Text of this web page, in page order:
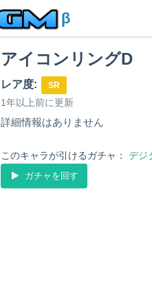
β
アイコンリングD
レア度: SR
1年以上前に更新
詳細情報はありません
このキャラが引けるガチャ：デジ
ガチャを回す